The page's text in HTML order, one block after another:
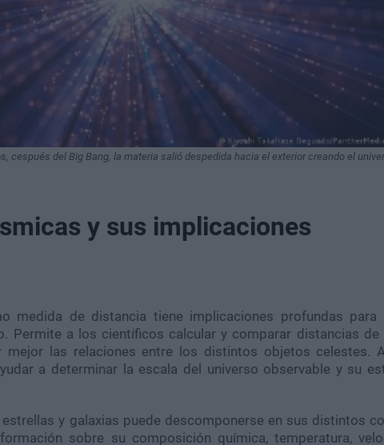
cespués del Big Bang, la materia salió despedida hacia el exterior creando el
y sus implicaciones
medida de distancia tiene implicaciones profundas para
Permite a los científicos calcular y comparar distancias de
mejor las relaciones entre los distintos objetos celestes.
a determinar la escala del universo observable y su
y galaxias puede descomponerse en sus distintos
sobre su composición química, temperatura,